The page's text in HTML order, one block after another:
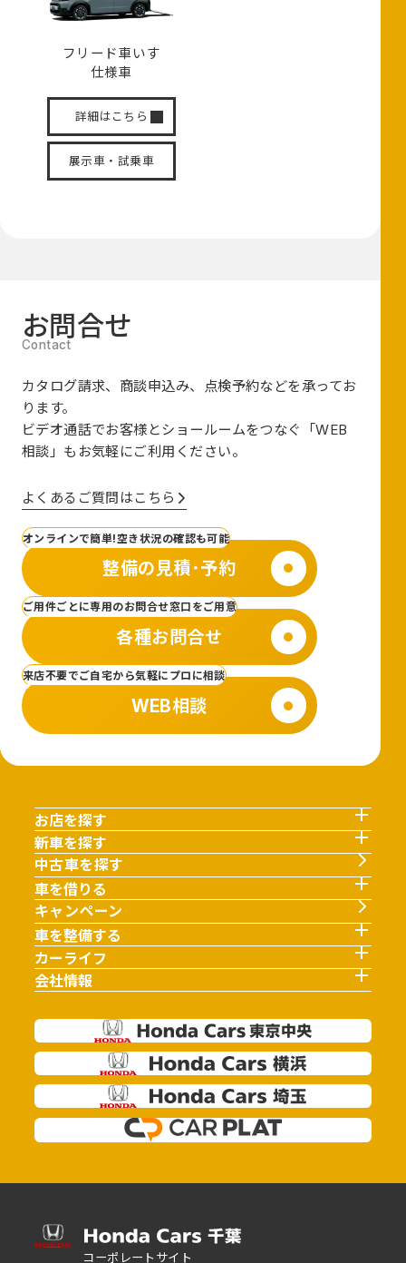
フリード車いす
仕様車
詳細はこちら
展示車・試乗車
お問合せ
カタログ請求、商談申込み、点検予約などを承ってお
ります。
ビデオ通話でお客様とショールームをつなぐ
「WEB
相談」も お気軽にご利用ください。
よくあるご質問はこちら
オンラインで簡単!空き状況の確認も可能
整備の見積･予約
ご用件ごとに専用のお問合せ窓口をご用意
各種お問合せ
来店不要でご自宅から気軽にプロに相談
WEB相談
お店を探す
新車を探す
中古車を探す
車を借りる
キャンペーン
車を整備する
カーライフ
会社情報
コーポレートサイト